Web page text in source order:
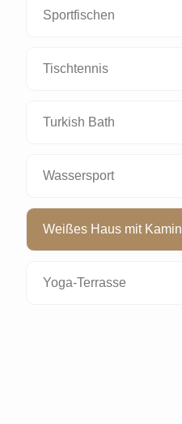
Sportfischen
Tischtennis
Turkish Bath
Wassersport
Weißes Haus mit Kamin
Yoga-Terrasse